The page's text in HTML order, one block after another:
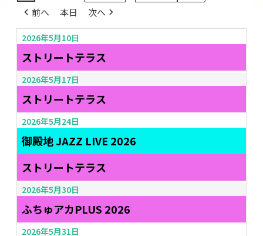
前へ 本日 次へ
2026年5月10日
ストリートテラス
2026年5月17日
ストリートテラス
2026年5月24日
御殿地 JAZZ LIVE 2026
ストリートテラス
2026年5月30日
ふちゅアカPLUS 2026
2026年5月31日